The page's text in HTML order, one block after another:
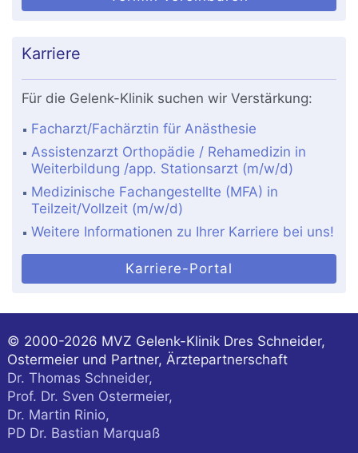
Karriere
Für die Gelenk-Klinik suchen wir Verstärkung:
Facharzt/Fachärztin für Anästhesie
Assistenzarzt Orthopädie / Rehamedizin in
Weiterbildung /app. Stationsarzt (m/w/d)
Medizinische Fachangestellte (MFA) in
Teilzeit/Vollzeit (m/w/d)
Weitere Informationen zu Ihrer Karriere bei uns!
Karriere-Portal
© 2000-2026 MVZ Gelenk-Klinik Dres Schneider,
Ostermeier und Partner, Ärztepartnerschaft
Dr. Thomas Schneider,
Prof. Dr. Sven Ostermeier,
Dr. Martin Rinio,
PD Dr. Bastian Marquaß